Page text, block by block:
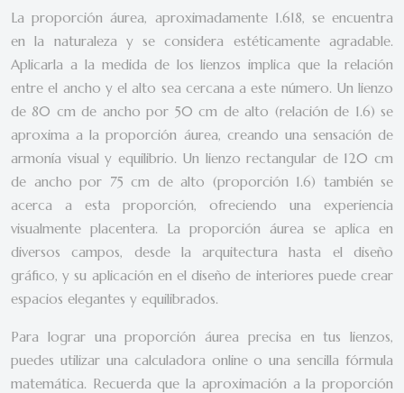
La proporción áurea, aproximadamente 1.618, se encuentra
en la naturaleza y se considera estéticamente agradable.
Aplicarla a la medida de los lienzos implica que la relación
entre el ancho y el alto sea cercana a este número. Un lienzo
de 80 cm de ancho por 50 cm de alto (relación de 1.6) se
aproxima a la proporción áurea, creando una sensación de
armonía visual y equilibrio. Un lienzo rectangular de 120 cm
de ancho por 75 cm de alto (proporción 1.6) también se
acerca a esta proporción, ofreciendo una experiencia
visualmente placentera. La proporción áurea se aplica en
diversos campos, desde la arquitectura hasta el diseño
gráfico, y su aplicación en el diseño de interiores puede crear
espacios elegantes y equilibrados.
Para lograr una proporción áurea precisa en tus lienzos,
puedes utilizar una calculadora online o una sencilla fórmula
matemática. Recuerda que la aproximación a la proporción